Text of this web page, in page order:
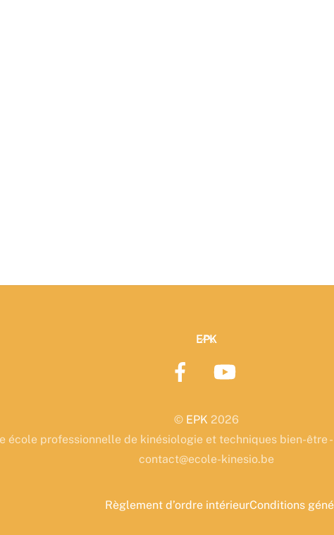
Back
Top
EPK
© EPK 2026
école professionnelle de kinésiologie et techniques bien-être
contact@ecole-kinesio.be
Règlement d’ordre intérieurConditions